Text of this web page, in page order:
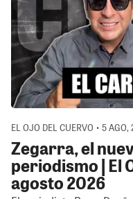
EL OJO DEL CUERVO • 5
Zegarra, el
periodismo | El
agosto 2026